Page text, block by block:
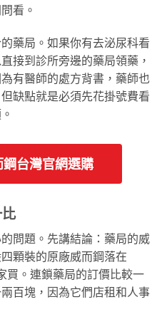
看。
藥局。如果你有去泌尿科看
接到診所旁邊的藥局領藥，
有醫師的處方背書，藥師也
缺點就是必須先花掛號費看
鋼台灣官網選購
問題。先講結論：藥局的威
顆裝的原廠威而鋼落在
買。連鎖藥局的訂價比較一
百塊，因為它們店租和人事